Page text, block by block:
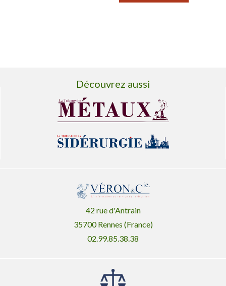
Découvrez aussi
42 rue d'Antrain
35700 Rennes (France)
02.99.85.38.38